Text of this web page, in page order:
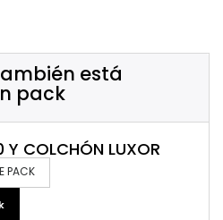
está
pack
Y COLCHÓN LUXOR
PACK